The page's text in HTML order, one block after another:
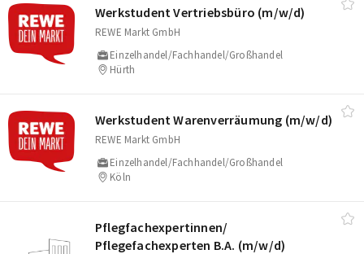
Werkstudent Vertriebsbüro (m/​w/​d)
REWE Markt GmbH
Einzelhandel/Fachhandel/Großhandel
Hürth
Werkstudent Warenverräumung (m/​w/​d)
REWE Markt GmbH
Einzelhandel/Fachhandel/Großhandel
Köln
Pflegfachexpertinnen/​
Pflegefachexperten B.A. (m/​w/​d)